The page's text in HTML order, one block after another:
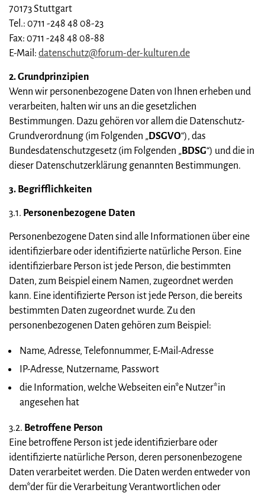
70173 Stuttgart
Tel.: 0711 -248 48 08-23
Fax: 0711 -248 48 08-88
E-Mail: datenschutz@forum-der-kulturen.de
2. Grundprinzipien
Wenn wir personenbezogene Daten von Ihnen erheben und
verarbeiten, halten wir uns an die gesetzlichen
Bestimmungen. Dazu gehören vor allem die Datenschutz-
Grundverordnung (im Folgenden „DSGVO“), das
Bundesdatenschutzgesetz (im Folgenden „BDSG“) und die in
dieser Datenschutzerklärung genannten Bestimmungen.
3. Begrifflichkeiten
3.1. Personenbezogene Daten
Personenbezogene Daten sind alle Informationen über eine
identifizierbare oder identifizierte natürliche Person. Eine
identifizierbare Person ist jede Person, die bestimmten
Daten, zum Beispiel einem Namen, zugeordnet werden
kann. Eine identifizierte Person ist jede Person, die bereits
bestimmten Daten zugeordnet wurde. Zu den
personenbezogenen Daten gehören zum Beispiel:
Name, Adresse, Telefonnummer, E-Mail-Adresse
IP-Adresse, Nutzername, Passwort
die Information, welche Webseiten ein*e Nutzer*in
angesehen hat
3.2. Betroffene Person
Eine betroffene Person ist jede identifizierbare oder
identifizierte natürliche Person, deren personenbezogene
Daten verarbeitet werden. Die Daten werden entweder von
dem*der für die Verarbeitung Verantwortlichen oder